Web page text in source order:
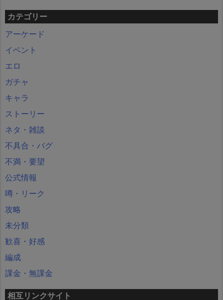
カテゴリー
アーケード
イベント
エロ
ガチャ
キャラ
ストーリー
ネタ・雑談
不具合・バグ
不満・要望
公式情報
噂・リーク
攻略
未分類
歓喜・好感
編成
課金・無課金
相互リンクサイト